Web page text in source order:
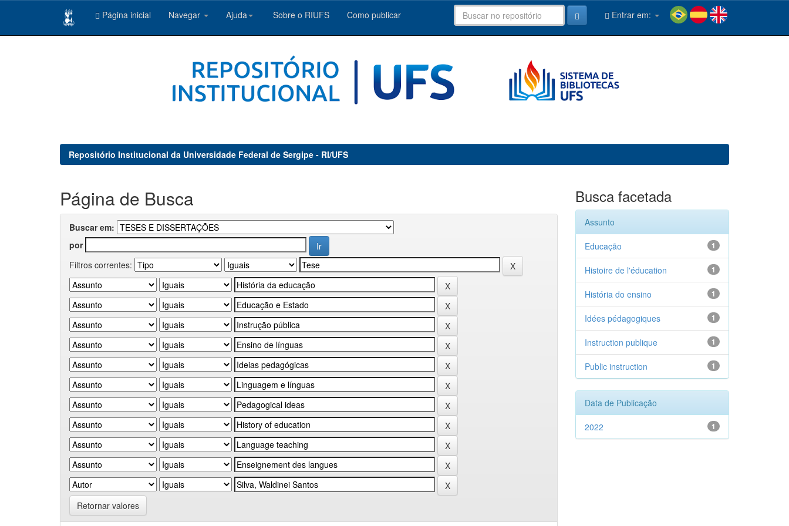
Página inicial Navegar Ajuda Sobre o RIUFS Como publicar Entrar em:
Repositório Institucional da Universidade Federal de Sergipe - RI/UFS
Página de Busca
Buscar em:
por
Filtros correntes:
Retornar valores
Busca facetada
Assunto
1
Educação
1
Histoire de l'éducation
1
História do ensino
1
Idées pédagogiques
1
Instruction publique
1
Public instruction
Data de Publicação
1
2022